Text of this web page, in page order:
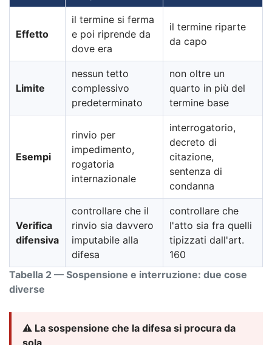
Tabella 2 — Sospensione e interruzione: due cose
diverse
Effetto
il termine si ferma
e poi riprende da
dove era
il termine riparte
da capo
Limite
nessun tetto
complessivo
predeterminato
non oltre un
quarto in più del
termine base
Esempi
rinvio per
impedimento,
rogatoria
internazionale
interrogatorio,
decreto di
citazione,
sentenza di
condanna
Verifica
difensiva
controllare che il
rinvio sia davvero
imputabile alla
difesa
controllare che
l'atto sia fra quelli
tipizzati dall'art.
160
⚠️ La sospensione che la difesa si procura da
sola